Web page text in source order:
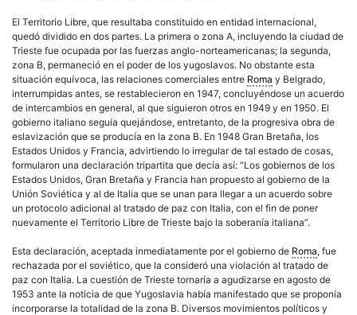
El Territorio Libre, que resultaba constituido en entidad internacional,
quedó dividido en dos partes. La primera o zona A, incluyendo la ciudad de
Trieste fue ocupada por las fuerzas anglo-norteamericanas; la segunda,
zona B, permaneció en el poder de los yugoslavos. No obstante esta
situación equívoca, las relaciones comerciales entre Roma y Belgrado,
interrumpidas antes, se restablecieron en 1947, concluyéndose un acuerdo
de intercambios en general, al que siguieron otros en 1949 y en 1950. El
gobierno italiano seguía quejándose, entretanto, de la progresiva obra de
eslavización que se producía en la zona B. En 1948 Gran Bretaña, los
Estados Unidos y Francia, advirtiendo lo irregular de tal estado de cosas,
formularon una declaración tripartita que decía así: “Los gobiernos de los
Estados Unidos, Gran Bretaña y Francia han propuesto al gobierno de la
Unión Soviética y al de Italia que se unan para llegar a un acuerdo sobre
un protocolo adicional al tratado de paz con Italia, con el fin de poner
nuevamente el Territorio Libre de Trieste bajo la soberanía italiana”.
Esta declaración, aceptada inmediatamente por el gobierno de Roma, fue
rechazada por el soviético, que la consideró una violación al tratado de
paz con Italia. La cuestión de Trieste tornaría a agudizarse en agosto de
1953 ante la noticia de que Yugoslavia había manifestado que se proponía
incorporarse la totalidad de la zona B. Diversos movimientos políticos y